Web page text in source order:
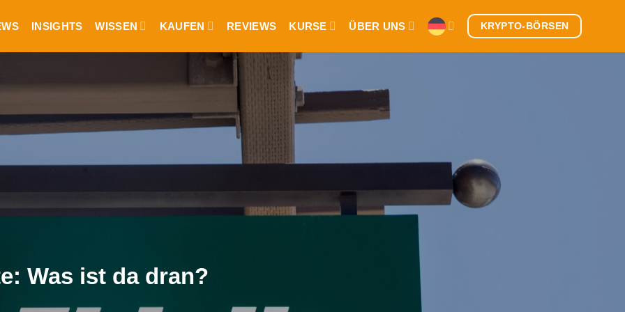
INSIGHTS WISSEN KAUFEN REVIEWS KURSE ÜBER UNS KRYPTO-BÖRSEN
Was ist da dran?